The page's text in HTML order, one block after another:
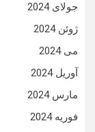
جولای 2024
ژوئن 2024
می 2024
آوریل 2024
مارس 2024
فوریه 2024